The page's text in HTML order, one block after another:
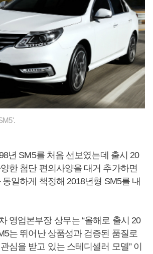
년 SM5를 처음 선보였는데 출시 20
한 첨단 편의사양을 대거 추가하면
일하게 책정해 2018년형 SM5를 내
영업본부장 상무는 “올해로 출시 20
는 뛰어난 상품성과 검증된 품질로
심을 받고 있는 스테디셀러 모델” 이